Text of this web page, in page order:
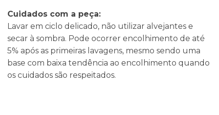
Cuidados com a peça:
Lavar em ciclo delicado, não utilizar alvejantes e
secar à sombra. Pode ocorrer encolhimento de até
5% após as primeiras lavagens, mesmo sendo uma
base com baixa tendência ao encolhimento quando
os cuidados são respeitados.